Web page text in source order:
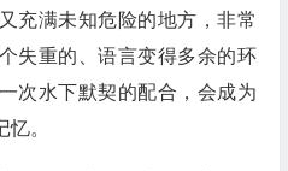
充满未知危险的地方，非常
失重的、语言变得多余的环
次水下默契的配合，会成为
。